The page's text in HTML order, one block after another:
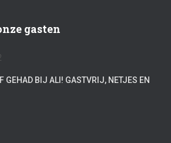
gasten
GEHAD BIJ ALI! GASTVRIJ, NETJES EN
HEBBEN WE EEN NACHT BIJ